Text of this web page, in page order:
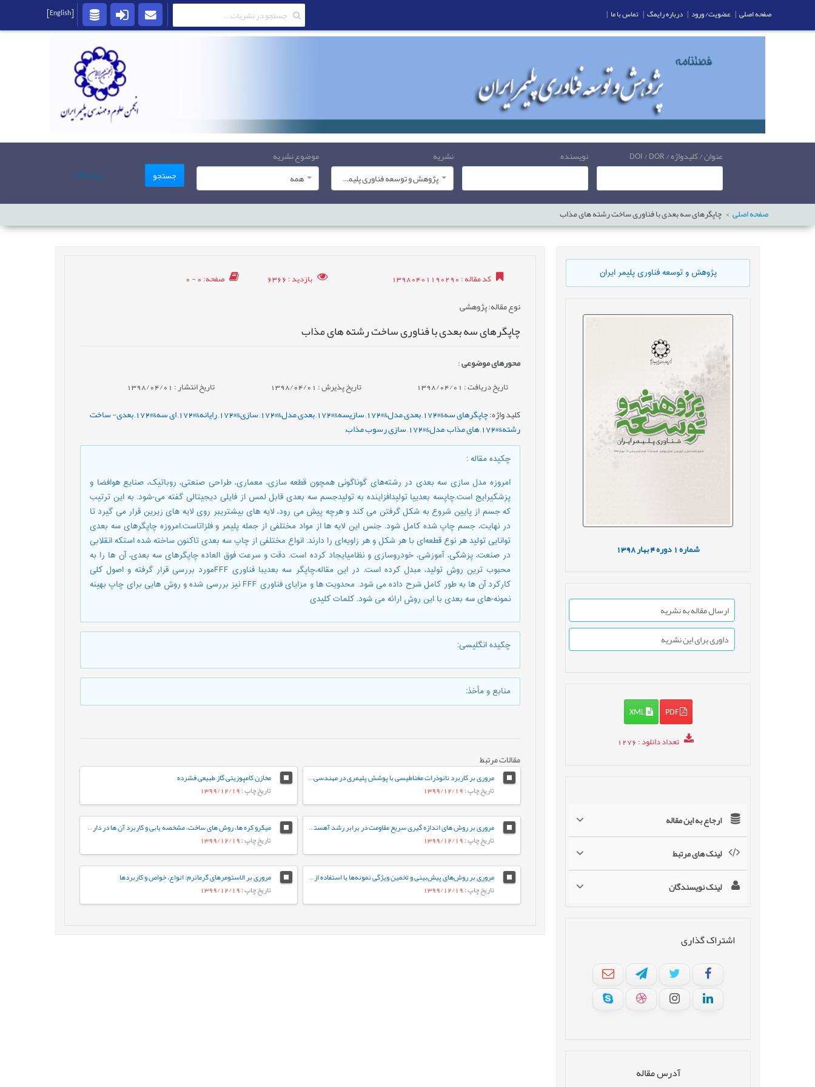
عنوان / کلیدواژه / DOI / DOR نویسنده
نشریه
پژوهش و توسعه فناوری پلیمر ایران
موضوع نشریه
همه
جستجو پیشرفته
صفحه اصلی چاپگرهای سه بعدی با فناوری ساخت رشته های مذاب
پژوهش و توسعه فناوری پلیمر ایران
شماره دوره بهار1398
ارسال مقاله به نشریه
داوری برای این نشریه
PDF
XML
تعداد دانلود: 1276
ارجاع به این مقاله
لینک های مرتبط
لینک نویسندگان
اشتراک گذاری
آدرس مقاله
کد مقاله: 13980401190290 بازدید: 6366 صفحه: 0 - 0
نوع مقاله: پژوهشی
چاپگرهای سه بعدی با فناوری ساخت رشته های مذاب
محورهای موضوعی:
تاریخ دریافت : 1398/04/01 تاریخ پذیرش : 1398/04/01 تاریخ انتشار : 1398/04/01
کلید واژه:چاپگرهای سه&#172 ,بعدی–مدل&#172 ,سازیسه&#172 ,بعدی–مدل&#172 ,سازی&#172 ,رایانه&#172 ,ای سه&#172 ,بعدی- ساخت
رشته&#172
,های مذاب –مدل&#172 ,سازی رسوب مذاب,
چکیده مقاله:
امروزه مدل سازی سه بعدی در رشته‌های گوناگونی همچون قطعه سازی، معماری، طراحی صنعتی، روباتیک، صنایع هوافضا و
پزشکیرایج است.چاپسه بعدییا تولیدافزاینده به تولیدجسم سه بعدی قابل لمس از فایلی دیجیتالی گفته می-شود. به این ترتیب
که جسم از پایین شروع به شکل گرفتن می کند و هرچه پیش می رود، لایه های بیشتریبر روی لایه های زیرین قرار می گیرد تا
در نهایت، جسم چاپ شده کامل شود. جنس این لایه ها از مواد مختلفی از جمله پلیمر و فلزاتاست.امروزه چاپگرهای سه بعدی
توانایی تولید هر نوع قطعه‌ای با هر شکل و هر زاویه‌ای را دارند. انواع مختلفی از چاپ سه بعدی تاکنون ساخته شده استکه انقلابی
در صنعت، پزشکی، آموزشی، خودروسازی و نظامیایجاد کرده است. دقت و سرعت فوق العاده چاپگرهای سه بعدی، آن ها را به
محبوب ترین روش تولید، مبدل کرده است. در این مقاله،چاپگر سه بعدیبا فناوری FFFمورد بررسی قرار گرفته و اصول کلی
کارکرد آن ها به طور کامل شرح داده می شود. محدویت ها و مزایای فناوری FFF نیز بررسی شده و روش هایی برای چاپ بهینه
نمونه-های سه بعدی با این روش ارائه می شود. کلمات کلیدی
چکیده انگلیسی:
منابع و مأخذ:
مقالات مرتبط
مروری بر کاربرد نانوذرات مغناطیسی با پوشش پلیمری در مهندسی بافت
تاریخ چاپ: 1399/12/19
مخازن کامپوزیتی گاز طبیعی فشرده
تاریخ چاپ: 1399/12/19
مروری بر روش های اندازه گیری سریع مقاومت در برابر رشد آهسته ترک پلی اتیلن سنگین
تاریخ چاپ: 1399/12/19
میکرو کره ها، روش های ساخت، مشخصه يابی و کاربرد آن ها در دارورسانی
تاریخ چاپ: 1399/12/19
مروری بر روش‌های پیش‌بینی و تخمین ویژگی نمونه‌ها با استفاده از روش‌های تجزیه‌ای و الگوریتم‌های یادگیری ماشین
تاریخ چاپ: 1399/12/19
مروری بر الاستومرهای گرمانرم: انواع، خواص و کاربردها
تاریخ چاپ: 1399/12/19
صفحه اصلی | عضویت/ ورود | درباره رایمگ | تماس با ما |
[English]